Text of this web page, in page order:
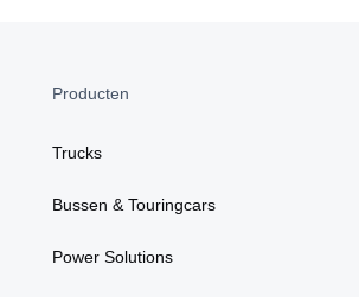
Producten
Trucks
Bussen & Touringcars
Power Solutions